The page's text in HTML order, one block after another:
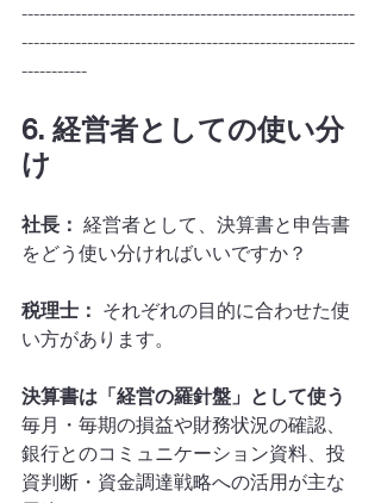
--------------------------------------------------------
--------------------------------------------------------
-----------
6. 経営者としての使い分
け
社長： 経営者として、決算書と申告書
をどう使い分ければいいですか？
税理士： それぞれの目的に合わせた使
い方があります。
決算書は「経営の羅針盤」として使う
毎月・毎期の損益や財務状況の確認、
銀行とのコミュニケーション資料、投
資判断・資金調達戦略への活用が主な